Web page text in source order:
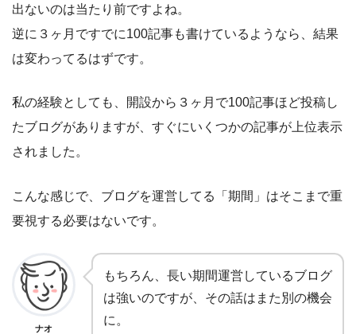
出ないのは当たり前ですよね。
逆に３ヶ月ですでに100記事も書けているようなら、結果
は変わってるはずです。
私の経験としても、開設から３ヶ月で100記事ほど投稿し
たブログがありますが、すぐにいくつかの記事が上位表示
されました。
こんな感じで、ブログを運営してる「期間」はそこまで重
要視する必要はないです。
ナオ
もちろん、長い期間運営しているブログ
は強いのですが、その話はまた別の機会
に。